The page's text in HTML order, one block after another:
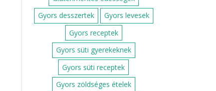
Gyors desszertek
Gyors levesek
Gyors receptek
Gyors süti gyerekeknek
Gyors süti receptek
Gyors zöldséges ételek